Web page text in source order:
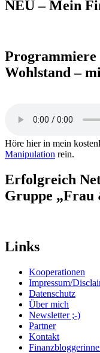
NEU – Mein
Programmiere
Wohlstand –
Höre hier in mein
Manipulation rein.
Erfolgreich
Gruppe „Frau
Links
Kooperationen
Impressum/
Datenschutz
Über mich
Newsletter ;-)
Partner
Kontakt